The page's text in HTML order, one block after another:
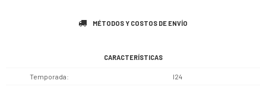
MÉTODOS Y COSTOS DE ENVÍO
CARACTERÍSTICAS
Temporada I24